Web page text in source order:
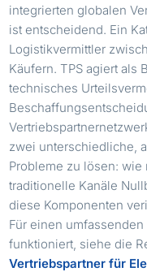
integrierten globalen
ist entscheidend. Ein
Logistikvermittler
Käufern. TPS agiert als
technisches
zwei unterschiedliche,
Probleme zu lösen:
traditionelle Kanäle
diese Komponenten
Für einen
funktioniert, siehe die
Vertriebspartner für